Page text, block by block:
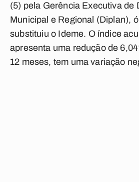
(5) pela Gerência Executiva de
Municipal e Regional (Diplan),
substituiu o Ideme. O índice
apresenta uma redução de
12 meses, tem uma variação